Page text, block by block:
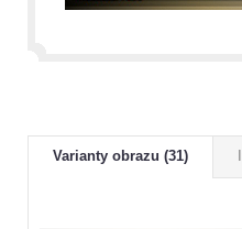
Varianty obrazu (31)